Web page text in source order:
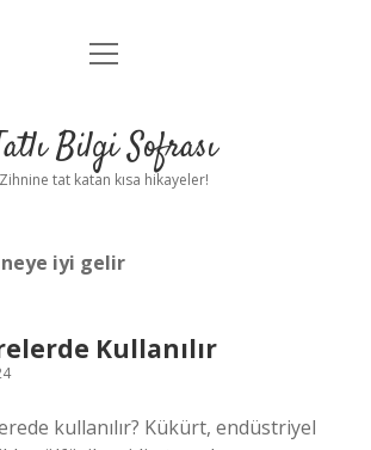
Anasayfa
Yasal Uyarı
menüyü
Bilgi Sofrası
Zihnine tat katan kısa hikayeler!
iyi gelir
Kullanılır
kullanılır? Kükürt, endüstriyel